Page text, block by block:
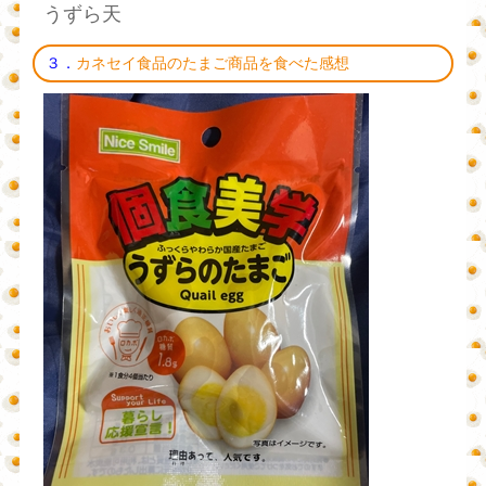
うずら天
３． カネセイ食品のたまご商品を食べた感想